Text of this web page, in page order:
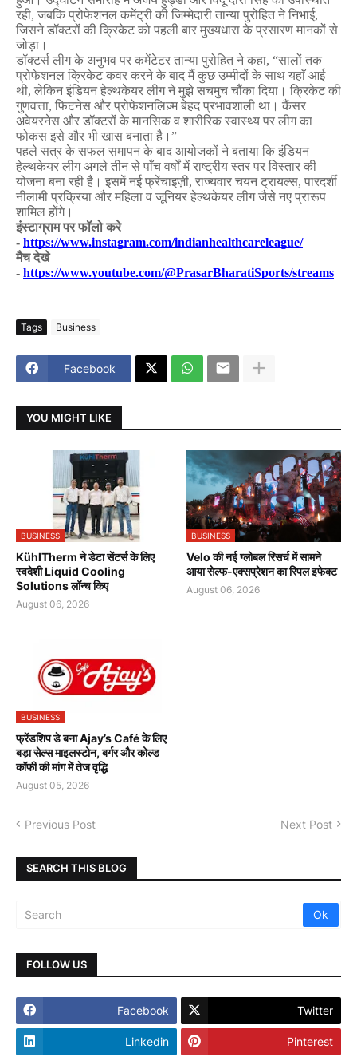
रही, जबकि प्रोफेशनल कमेंट्री की जिम्मेदारी तान्या पुरोहित ने निभाई,
जिसने डॉक्टरों की क्रिकेट को पहली बार मुख्यधारा के प्रसारण मानकों से
जोड़ा।
डॉक्टर्स लीग के अनुभव पर कमेंटेटर तान्या पुरोहित ने कहा, “सालों तक
प्रोफेशनल क्रिकेट कवर करने के बाद मैं कुछ उम्मीदों के साथ यहाँ आई
थी, लेकिन इंडियन हेल्थकेयर लीग ने मुझे सचमुच चौंका दिया। क्रिकेट की
गुणवत्ता, फिटनेस और प्रोफेशनलिज़्म बेहद प्रभावशाली था। कैंसर
अवेयरनेस और डॉक्टरों के मानसिक व शारीरिक स्वास्थ्य पर लीग का
फोकस इसे और भी खास बनाता है। ”
पहले सत्र के सफल समापन के बाद आयोजकों ने बताया कि इंडियन
हेल्थकेयर लीग अगले तीन से पाँच वर्षों में राष्ट्रीय स्तर पर विस्तार की
योजना बना रही है। इसमें नई फ्रेंचाइज़ी, राज्यवार चयन ट्रायल्स, पारदर्शी
नीलामी प्रक्रिया और महिला व जूनियर हेल्थकेयर लीग जैसे नए प्रारूप
शामिल होंगे।
इंस्टाग्राम पर फॉलो करे
- https://www.instagram.com/indianhealthcareleague/
मैच देखे
- https://www.youtube.com/@PrasarBharatiSports/streams
Tags Business
Facebook
YOU MIGHT LIKE
BUSINESS
KühlTherm ने डेटा सेंटर्स के लिए
स्वदेशी Liquid Cooling
Solutions लॉन्च किए
August 06, 2026
BUSINESS
Velo की नई ग्लोबल रिसर्च में सामने
आया सेल्फ-एक्सप्रेशन का रिपल इफेक्ट
August 06, 2026
BUSINESS
फ्रेंडशिप डे बना Ajay’s Café के लिए
बड़ा सेल्स माइलस्टोन, बर्गर और कोल्ड
कॉफी की मांग में तेज वृद्धि
August 05, 2026
Previous Post Next Post
SEARCH THIS BLOG
FOLLOW US
Facebook Twitter
Linkedin Pinterest